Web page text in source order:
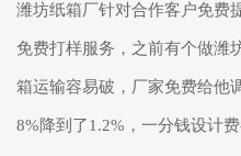
潍坊纸箱厂针对合作客户免费
免费打样服务，之前有个做潍
箱运输容易破，厂家免费给他
8%降到了1.2%，一分钱设计费